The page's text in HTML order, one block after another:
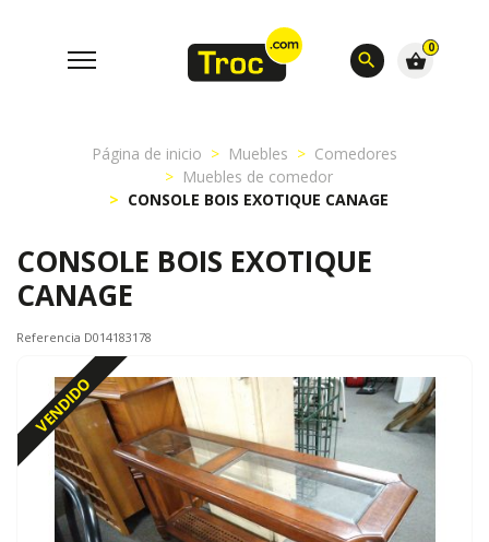
search
0
shopping_basket
Página de inicio Muebles
Comedores
Muebles de comedor
CONSOLE BOIS EXOTIQUE CANAGE
CONSOLE BOIS EXOTIQUE
CANAGE
Referencia D014183178
VENDIDO